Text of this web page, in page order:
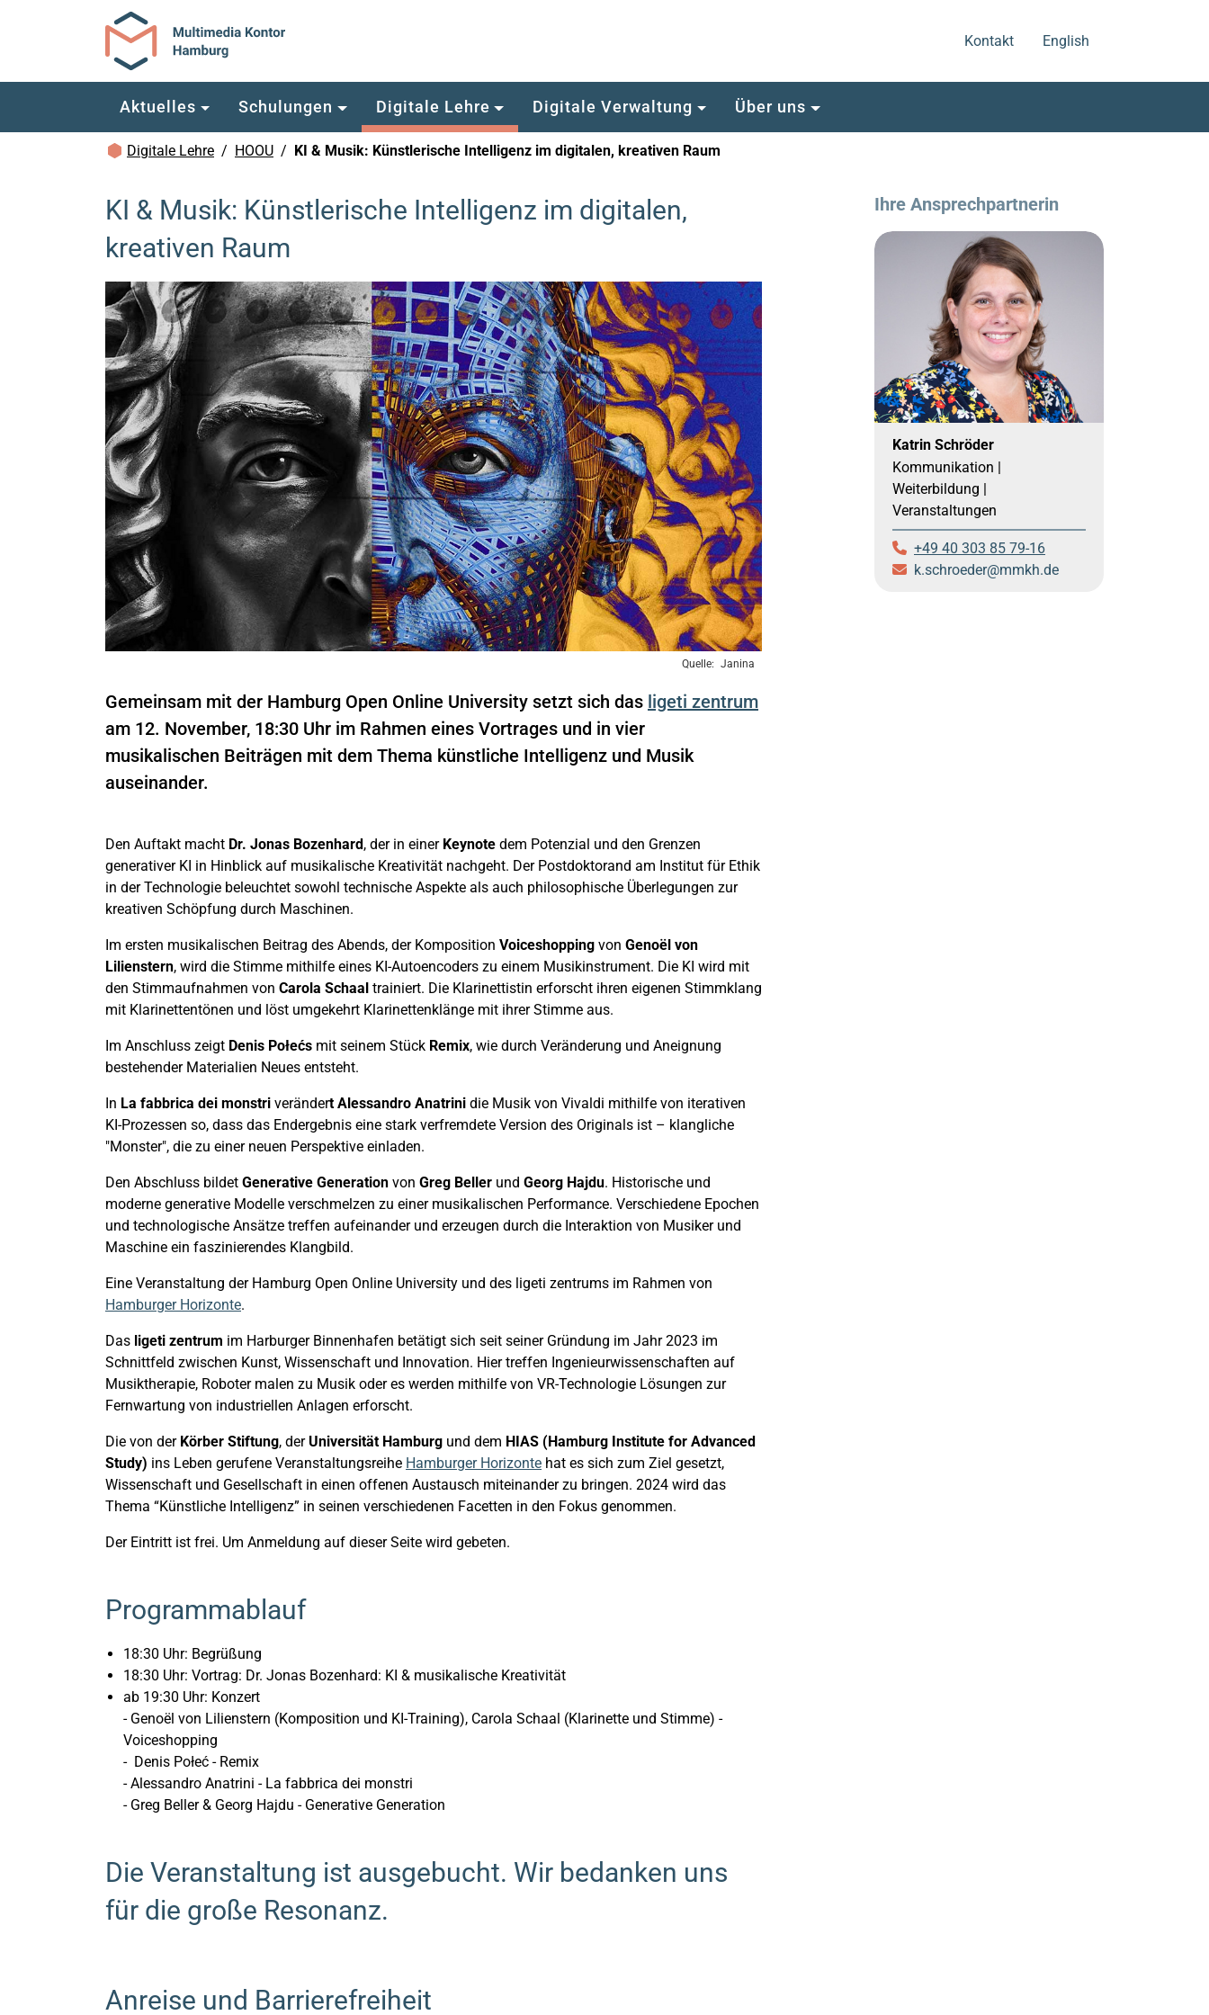
Zum Hauptinhalt springen
Kontakt. English
Aktuelles Schulungen Digitale Lehre Digitale Verwaltung Über uns
Brotkrümelnavigation
Digitale Lehre HOOU KI & Musik: Künstlerische Intelligenz im digitalen, kreativen Raum
KI & Musik: Künstlerische Intelligenz im digitalen,
kreativen Raum
Janina
Gemeinsam mit der Hamburg Open Online University setzt sich das ligeti zentrum
am 12. November, 18:30 Uhr im Rahmen eines Vortrages und in vier
musikalischen Beiträgen mit dem Thema künstliche Intelligenz und Musik
auseinander.
Den Auftakt macht Dr. Jonas Bozenhard, der in einer Keynote dem Potenzial und den Grenzen
generativer KI in Hinblick auf musikalische Kreativität nachgeht. Der Postdoktorand am Institut für Ethik
in der Technologie beleuchtet sowohl technische Aspekte als auch philosophische Überlegungen zur
kreativen Schöpfung durch Maschinen.
Im ersten musikalischen Beitrag des Abends, der Komposition Voiceshopping von Genoël von
Lilienstern, wird die Stimme mithilfe eines KI-Autoencoders zu einem Musikinstrument. Die KI wird mit
den Stimmaufnahmen von Carola Schaal trainiert. Die Klarinettistin erforscht ihren eigenen Stimmklang
mit Klarinettentönen und löst umgekehrt Klarinettenklänge mit ihrer Stimme aus.
Im Anschluss zeigt Denis Połećs mit seinem Stück Remix, wie durch Veränderung und Aneignung
bestehender Materialien Neues entsteht.
In La fabbrica dei monstri verändert Alessandro Anatrini die Musik von Vivaldi mithilfe von iterativen
KI-Prozessen so, dass das Endergebnis eine stark verfremdete Version des Originals ist – klangliche
"Monster", die zu einer neuen Perspektive einladen.
Den Abschluss bildet Generative Generation von Greg Beller und Georg Hajdu. Historische und
moderne generative Modelle verschmelzen zu einer musikalischen Performance. Verschiedene Epochen
und technologische Ansätze treffen aufeinander und erzeugen durch die Interaktion von Musiker und
Maschine ein faszinierendes Klangbild.
Eine Veranstaltung der Hamburg Open Online University und des ligeti zentrums im Rahmen von
Hamburger Horizonte.
Das ligeti zentrum im Harburger Binnenhafen betätigt sich seit seiner Gründung im Jahr 2023 im
Schnittfeld zwischen Kunst, Wissenschaft und Innovation. Hier treffen Ingenieurwissenschaften auf
Musiktherapie, Roboter malen zu Musik oder es werden mithilfe von VR-Technologie Lösungen zur
Fernwartung von industriellen Anlagen erforscht.
Die von der Körber Stiftung, derUniversität Hamburg und dem HIAS (Hamburg Institute for Advanced
Study) ins Leben gerufene Veranstaltungsreihe Hamburger Horizonte hat es sich zum Ziel gesetzt,
Wissenschaft und Gesellschaft in einen offenen Austausch miteinander zu bringen. 2024 wird das
Thema “Künstliche Intelligenz” in seinen verschiedenen Facetten in den Fokus genommen.
Der Eintritt ist frei. Um Anmeldung auf dieser Seite wird gebeten.
Programmablauf
18:30 Uhr: Begrüßung
18:30 Uhr: Vortrag: Dr. Jonas Bozenhard: KI & musikalische Kreativität
ab 19:30 Uhr: Konzert
- Genoël von Lilienstern (Komposition und KI-Training), Carola Schaal (Klarinette und Stimme) -
Voiceshopping
- Denis Połeć - Remix
- Alessandro Anatrini - La fabbrica dei monstri
- Greg Beller & Georg Hajdu - Generative Generation
Die Veranstaltung ist ausgebucht. Wir bedanken uns
für die große Resonanz.
Anreise und Barrierefreiheit
Ihre Ansprechpartnerin
Katrin Schröder
Kommunikation |
Weiterbildung |
Veranstaltungen
+49 40 303 85 79-16
k.schroeder
mmkh.de